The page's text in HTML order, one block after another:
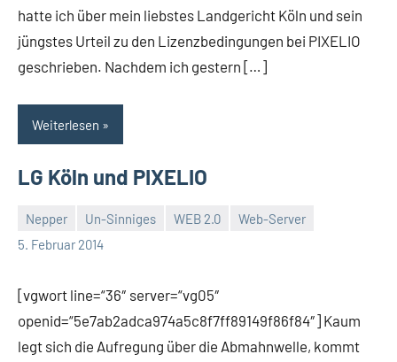
hatte ich über mein liebstes Landgericht Köln und sein
jüngstes Urteil zu den Lizenzbedingungen bei PIXELIO
geschrieben. Nachdem ich gestern […]
Weiterlesen
LG Köln und PIXELIO
Nepper Un-Sinniges WEB 2.0
Web-Server
5. Februar 2014
Thomas
Ein
[vgwort line=“36″ server=“vg05″
openid=“5e7ab2adca974a5c8f7ff89149f86f84″] Kaum
legt sich die Aufregung über die Abmahnwelle, kommt